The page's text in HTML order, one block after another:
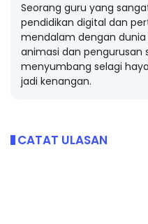
Seorang guru yang
pendidikan digital dan
mendalam dengan
animasi dan pengurusan
menyumbang selagi
jadi kenangan.
CATAT ULASAN